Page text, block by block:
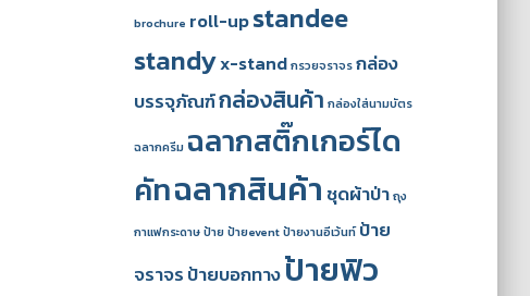
brochure roll-upstandee
standyx-stand กรวยจราจร กล่อง
บรรจุภัณฑ์กล่องสินค้า กล่องใส่นามบัตร
ฉลากครีม ฉลากสติ๊กเกอร์ได
คัทฉลากสินค้า ชุดผ้าป่า ถุง
กาแฟกระดาษ ป้าย ป้ายevent ป้ายงานอีเว้นท์ ป้าย
จราจร ป้ายบอกทางป้ายฟิว